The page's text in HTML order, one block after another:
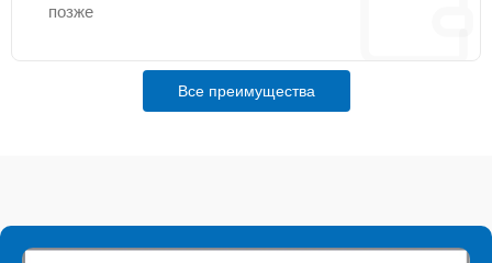
позже
Все преимущества